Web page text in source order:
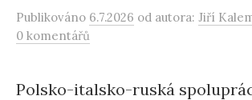
Publikováno 6.7.2026 od autora: Jiří
0 komentářů
Polsko-italsko-ruská